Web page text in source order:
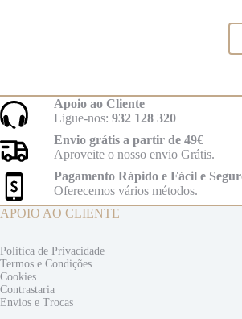
Apoio ao Cliente
Ligue-nos: 932 128 320
Envio grátis a partir de 49€
Aproveite o nosso envio Grátis.
Pagamento Rápido e Fácil e
Oferecemos vários métodos.
APOIO AO CLIENTE
Politica de Privacidade
Termos e Condições
Cookies
Contrastaria
Envios e Trocas